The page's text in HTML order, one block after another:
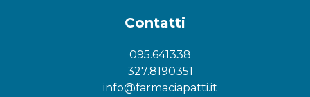
Contatti
095.641338
327.8190351
info@farmaciapatti.it